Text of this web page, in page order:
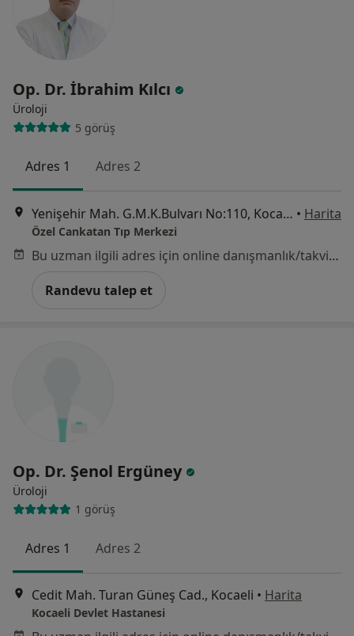
Op. Dr. İbrahim Kılcı
Üroloji
5 görüş
Adres 1 Adres 2
Yenişehir Mah. G.M.K.Bulvarı No:110, Kocaeli • Harita
Özel Cankatan Tıp Merkezi
Bu uzman ilgili adres için online danışmanlık/takvim sunmuyor.
Randevu talep et
Op. Dr. Şenol Ergüney
Üroloji
1 görüş
Adres 1 Adres 2
Cedit Mah. Turan Güneş Cad., Kocaeli • Harita
Kocaeli Devlet Hastanesi